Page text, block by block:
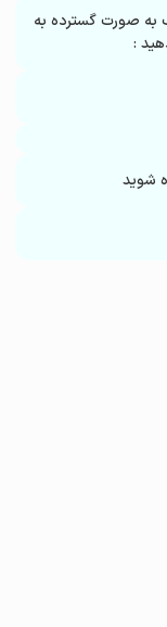
صورت گسترده به
:
شوید